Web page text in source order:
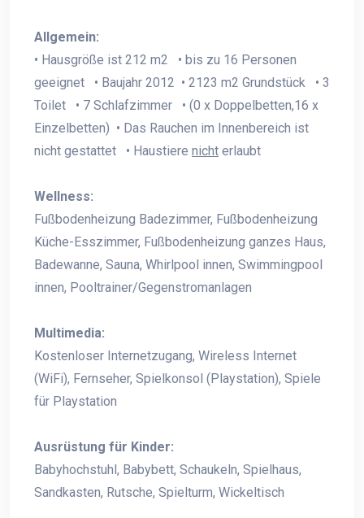
Allgemein:
• Hausgröße ist 212 m2 • bis zu 16 Personen
geeignet • Baujahr 2012 • 2123 m2 Grundstück • 3
Toilet • 7 Schlafzimmer • (0 x Doppelbetten,16 x
Einzelbetten) • Das Rauchen im Innenbereich ist
nicht gestattet • Haustiere nicht erlaubt
Wellness:
Fußbodenheizung Badezimmer, Fußbodenheizung
Küche-Esszimmer, Fußbodenheizung ganzes Haus,
Badewanne, Sauna, Whirlpool innen, Swimmingpool
innen, Pooltrainer/Gegenstromanlagen
Multimedia:
Kostenloser Internetzugang, Wireless Internet
(WiFi), Fernseher, Spielkonsol (Playstation), Spiele
für Playstation
Ausrüstung für Kinder:
Babyhochstuhl, Babybett, Schaukeln, Spielhaus,
Sandkasten, Rutsche, Spielturm, Wickeltisch